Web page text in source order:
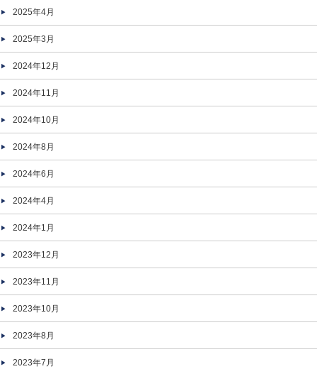
2025年4月
2025年3月
2024年12月
2024年11月
2024年10月
2024年8月
2024年6月
2024年4月
2024年1月
2023年12月
2023年11月
2023年10月
2023年8月
2023年7月